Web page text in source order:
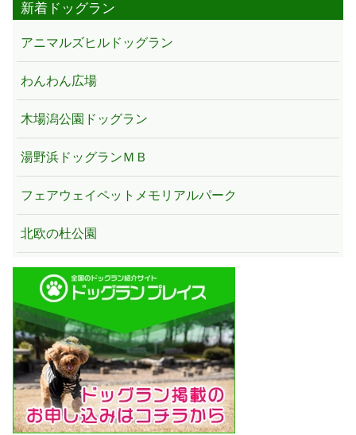
新着ドッグラン
アニマルズヒルドッグラン
わんわん広場
木場潟公園ドッグラン
湯野浜ドッグランＭＢ
フェアウェイペットメモリアルパーク
北欧の杜公園